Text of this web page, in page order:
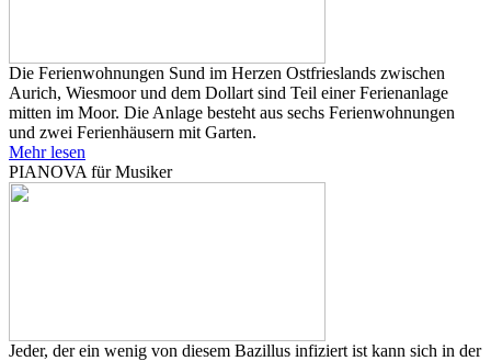
Die Ferienwohnungen Sund im Herzen Ostfrieslands zwischen
Aurich, Wiesmoor und dem Dollart sind Teil einer Ferienanlage
mitten im Moor. Die Anlage besteht aus sechs Ferienwohnungen
und zwei Ferienhäusern mit Garten.
Mehr lesen
PIANOVA für Musiker
Jeder, der ein wenig von diesem Bazillus infiziert ist kann sich in der